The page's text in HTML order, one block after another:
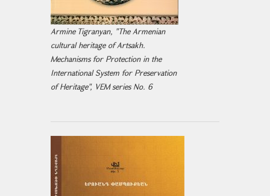
Armine Tigranyan, "The Armenian
cultural heritage of Artsakh.
Mechanisms for Protection in the
International System for Preservation
of Heritage", VEM series No. 6